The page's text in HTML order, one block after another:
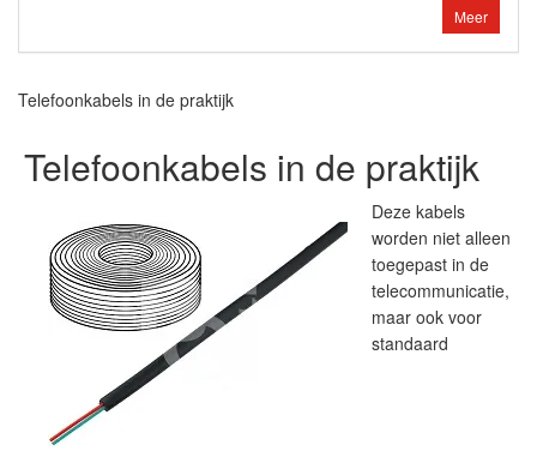
Meer
Telefoonkabels in de praktijk
Telefoonkabels in de praktijk
Deze kabels
worden niet alleen
toegepast in de
telecommunicatie,
maar ook voor
standaard